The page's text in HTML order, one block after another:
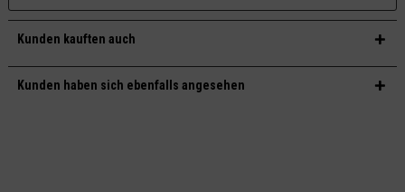
Kunden kauften auch
Kunden haben sich ebenfalls angesehen